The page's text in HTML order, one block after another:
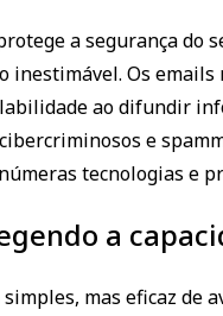
a segurança
inestimável. Os
ao difundir
e
tecnologias e
a
mas eficaz